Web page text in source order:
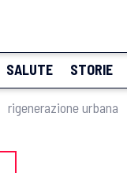
SALUTE STORIE
rigenerazione urbana